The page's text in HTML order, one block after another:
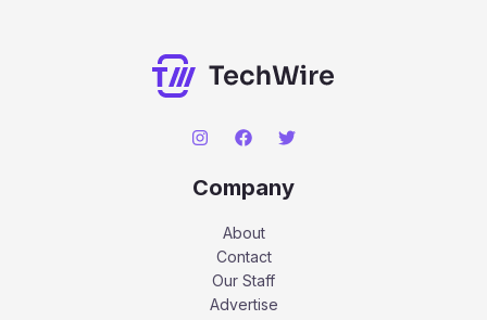
Company
About
Contact
Our Staff
Advertise